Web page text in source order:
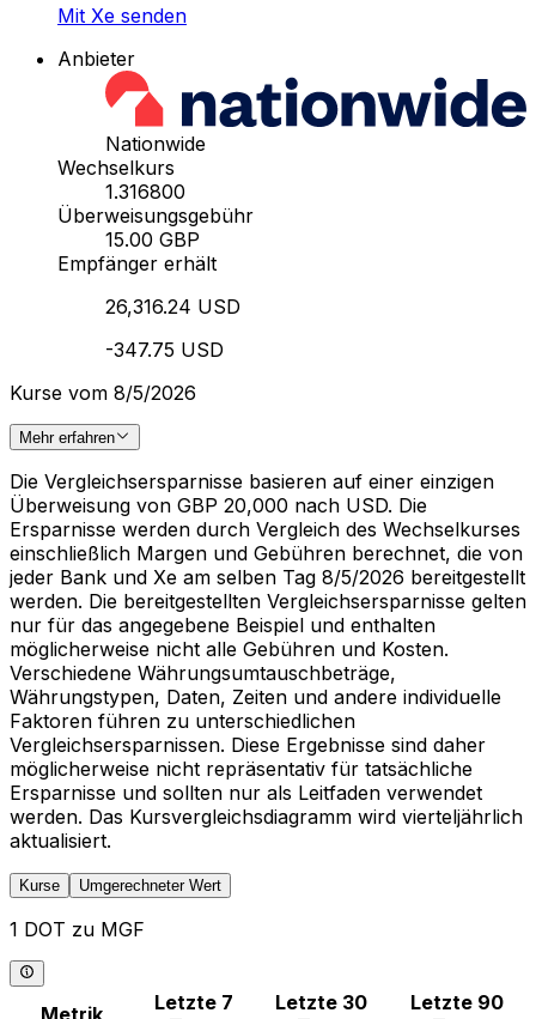
Mit Xe senden
Anbieter
Nationwide
Wechselkurs
1.316800
Überweisungsgebühr
15.00 GBP
Empfänger erhält
26,316.24 USD
-347.75 USD
Kurse vom 8/5/2026
Mehr erfahren
Die Vergleichsersparnisse basieren auf einer einzigen
Überweisung von GBP 20,000 nach USD. Die
Ersparnisse werden durch Vergleich des Wechselkurses
einschließlich Margen und Gebühren berechnet, die von
jeder Bank und Xe am selben Tag 8/5/2026 bereitgestellt
werden. Die bereitgestellten Vergleichsersparnisse gelten
nur für das angegebene Beispiel und enthalten
möglicherweise nicht alle Gebühren und Kosten.
Verschiedene Währungsumtauschbeträge,
Währungstypen, Daten, Zeiten und andere individuelle
Faktoren führen zu unterschiedlichen
Vergleichsersparnissen. Diese Ergebnisse sind daher
möglicherweise nicht repräsentativ für tatsächliche
Ersparnisse und sollten nur als Leitfaden verwendet
werden. Das Kursvergleichsdiagramm wird vierteljährlich
aktualisiert.
Kurse Umgerechneter Wert
1 DOT zu MGF
Letzte 7
Letzte 30
Letzte 90